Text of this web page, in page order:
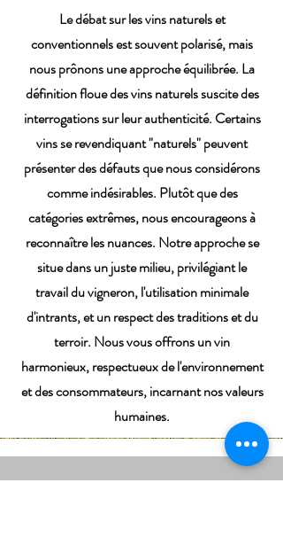
Le débat sur les vins naturels et
conventionnels est souvent polarisé, mais
nous prônons une approche équilibrée. La
définition floue des vins naturels suscite des
interrogations sur leur authenticité. Certains
vins se revendiquant "naturels" peuvent
présenter des défauts que nous considérons
comme indésirables. Plutôt que des
catégories extrêmes, nous encourageons à
reconnaître les nuances. Notre approche se
situe dans un juste milieu, privilégiant le
travail du vigneron, l'utilisation minimale
d'intrants, et un respect des traditions et du
terroir. Nous vous offrons un vin
harmonieux, respectueux de l'environnement
et des consommateurs, incarnant nos valeurs
humaines.
CONTACT